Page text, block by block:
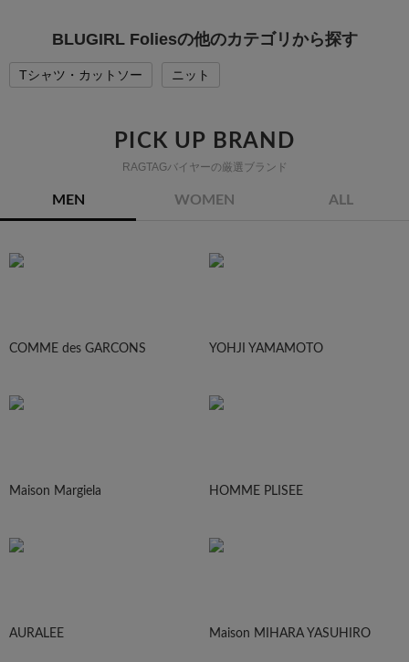
BLUGIRL Foliesの他のカテゴリから探す
Tシャツ・カットソー ニット
PICK UP BRAND
RAGTAGバイヤーの厳選ブランド
MEN WOMEN ALL
COMME des GARCONS YOHJI YAMAMOTO
Maison Margiela HOMME PLISEE
AURALEE Maison MIHARA YASUHIRO